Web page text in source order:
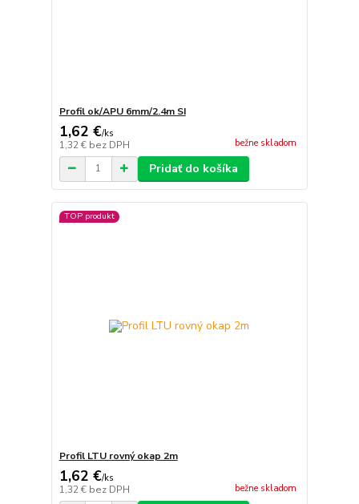
Profil ok/APU 6mm/2.4m SI
1,62 €/ks
1,32 € bez DPH bežne skladom
Pridať do košíka
TOP produkt
Profil LTU rovný okap 2m
1,62 €/ks
1,32 € bez DPH bežne skladom